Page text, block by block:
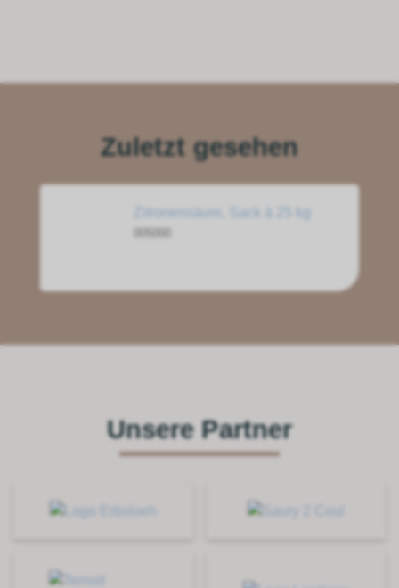
Zuletzt gesehen
Zitronensäure, Sack à 25 kg
Unsere Partner